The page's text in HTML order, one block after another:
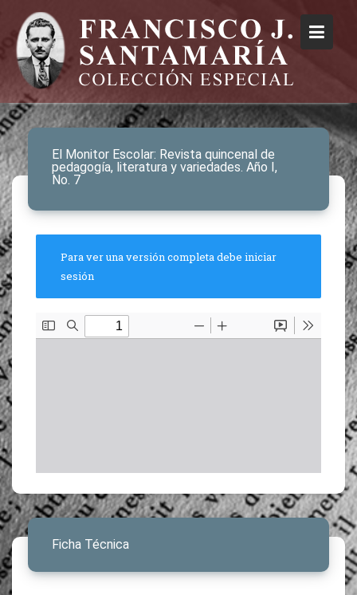
El Monitor Escolar: Revista quincenal de
pedagogía, literatura y variedades. Año I,
No. 7
Para ver una versión completa debe iniciar
sesión
Ficha Técnica